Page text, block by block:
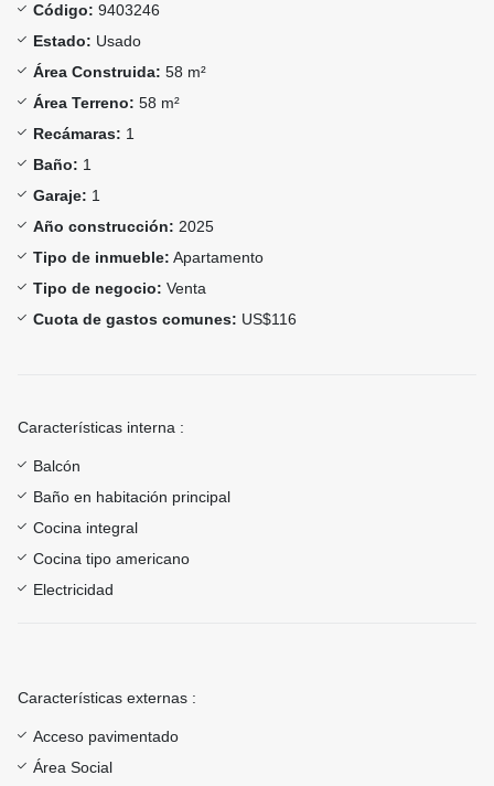
Código: 9403246
Estado: Usado
Área Construida: 58 m²
Área Terreno: 58 m²
Recámaras: 1
Baño: 1
Garaje: 1
Año construcción: 2025
Tipo de inmueble: Apartamento
Tipo de negocio: Venta
Cuota de gastos comunes: US$116
Características interna :
Balcón
Baño en habitación principal
Cocina integral
Cocina tipo americano
Electricidad
Características externas :
Acceso pavimentado
Área Social